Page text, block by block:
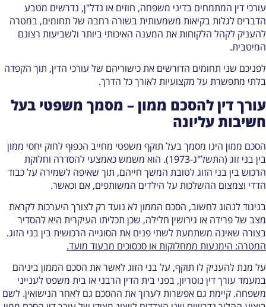
דין המתמחים בדיני משפחה, חוזים או נדל"ן, נדרשים מטבע
לגלות בקיאות משמעותית בשורה רחבה של תחומים, במטרה
לקהל הלקוחות את המענה האיכותי ביותר ולשביעות רצונם
שני תחומים הדורשים את כישוריהם של עורכי הדין, תוך הקפדה
מתפשרת על מקצועיות לאורך כל הדרך.
דין להסכם ממון – מסמך משפטי בעל
עליונה
ממוןהינו מסמך בעל תוקף משפטי מחייב הכפוף לחוק יחסי ממון
בין בני זוג (התשל"ג-1973). הוא משמש כאמצעי להסדרה וחלוקת
בין בני הזוג לטובת המשך חייהם, תוך שאיפה לשמירה על כבוד
וצמצום ההשלכות על הילדים המשותפים, אם וכאשר.
לנהוג לחשוב, הסכם הממון לא נועד רק לצורך היערכות לקראת
של פרידה או גירושין חלילה, שכן תכליתו העיקרית היא להסדיר
שאינה משתמעת לשתי פנים את הסוגייה הרכושית בין בני הזוג.
הימנעות ממחלוקות או סכסוכים מבעוד מועד.
מנת להעניק לו תוקף, על בני הזוג לאשר את הסכם הממון ביניהם
עורך דין נוטריון, בפני בית הדין הרבני או בית משפט לענייני
קיימת גם אפשרות לערוך את ההסכם גם לאחר הנישואין. לשם